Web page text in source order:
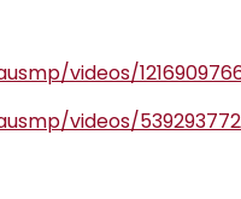
videos/
videos/